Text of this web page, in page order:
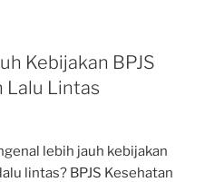
Kebijakan BPJS
Lalu Lintas
lebih jauh kebijakan
lintas? BPJS Kesehatan